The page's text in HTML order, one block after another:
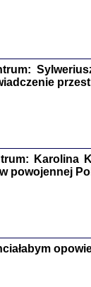
Józef
Karolina
powojennej